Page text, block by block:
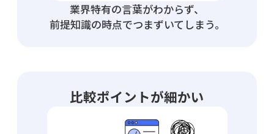
業界特有の言葉がわからず、
前提知識の時点でつまずいてしまう。
比較ポイントが細かい